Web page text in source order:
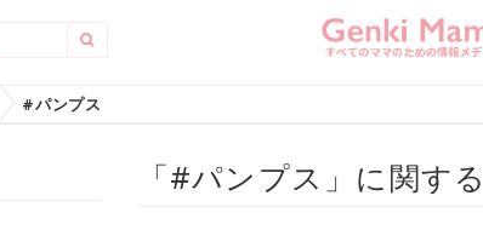
#パンプス
「#パンプス」に関す